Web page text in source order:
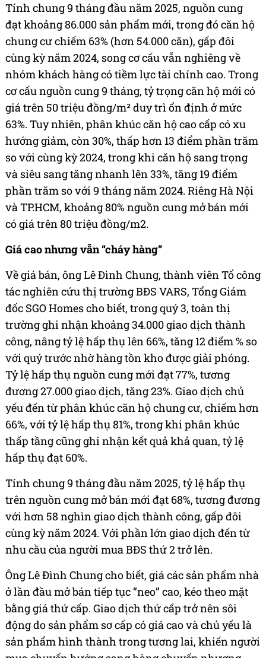
Tính chung 9 tháng đầu năm 2025, nguồn cung
đạt khoảng 86.000 sản phẩm mới, trong đó căn hộ
chung cư chiếm 63% (hơn 54.000 căn), gấp đôi
cùng kỳ năm 2024, song cơ cấu vẫn nghiêng về
nhóm khách hàng có tiềm lực tài chính cao. Trong
cơ cấu nguồn cung 9 tháng, tỷ trọng căn hộ mới có
giá trên 50 triệu đồng/m² duy trì ổn định ở mức
63%. Tuy nhiên, phân khúc căn hộ cao cấp có xu
hướng giảm, còn 30%, thấp hơn 13 điểm phần trăm
so với cùng kỳ 2024, trong khi căn hộ sang trọng
và siêu sang tăng nhanh lên 33%, tăng 19 điểm
phần trăm so với 9 tháng năm 2024. Riêng Hà Nội
và TP.HCM, khoảng 80% nguồn cung mở bán mới
có giá trên 80 triệu đồng/m2.
Giá cao nhưng vẫn “cháy hàng”
Về giá bán, ông Lê Đình Chung, thành viên Tổ công
tác nghiên cứu thị trường BĐS VARS, Tổng Giám
đốc SGO Homes cho biết, trong quý 3, toàn thị
trường ghi nhận khoảng 34.000 giao dịch thành
công, nâng tỷ lệ hấp thụ lên 66%, tăng 12 điểm % so
với quý trước nhờ hàng tồn kho được giải phóng.
Tỷ lệ hấp thụ nguồn cung mới đạt 77%, tương
đương 27.000 giao dịch, tăng 23%. Giao dịch chủ
yếu đến từ phân khúc căn hộ chung cư, chiếm hơn
66%, với tỷ lệ hấp thụ 81%, trong khi phân khúc
thấp tầng cũng ghi nhận kết quả khả quan, tỷ lệ
hấp thụ đạt 60%.
Tính chung 9 tháng đầu năm 2025, tỷ lệ hấp thụ
trên nguồn cung mở bán mới đạt 68%, tương đương
với hơn 58 nghìn giao dịch thành công, gấp đôi
cùng kỳ năm 2024. Với phần lớn giao dịch đến từ
nhu cầu của người mua BĐS thứ 2 trở lên.
Ông Lê Đình Chung cho biết, giá các sản phẩm nhà
ở lần đầu mở bán tiếp tục “neo” cao, kéo theo mặt
bằng giá thứ cấp. Giao dịch thứ cấp trở nên sôi
động do sản phẩm sơ cấp có giá cao và chủ yếu là
sản phẩm hình thành trong tương lai, khiến người